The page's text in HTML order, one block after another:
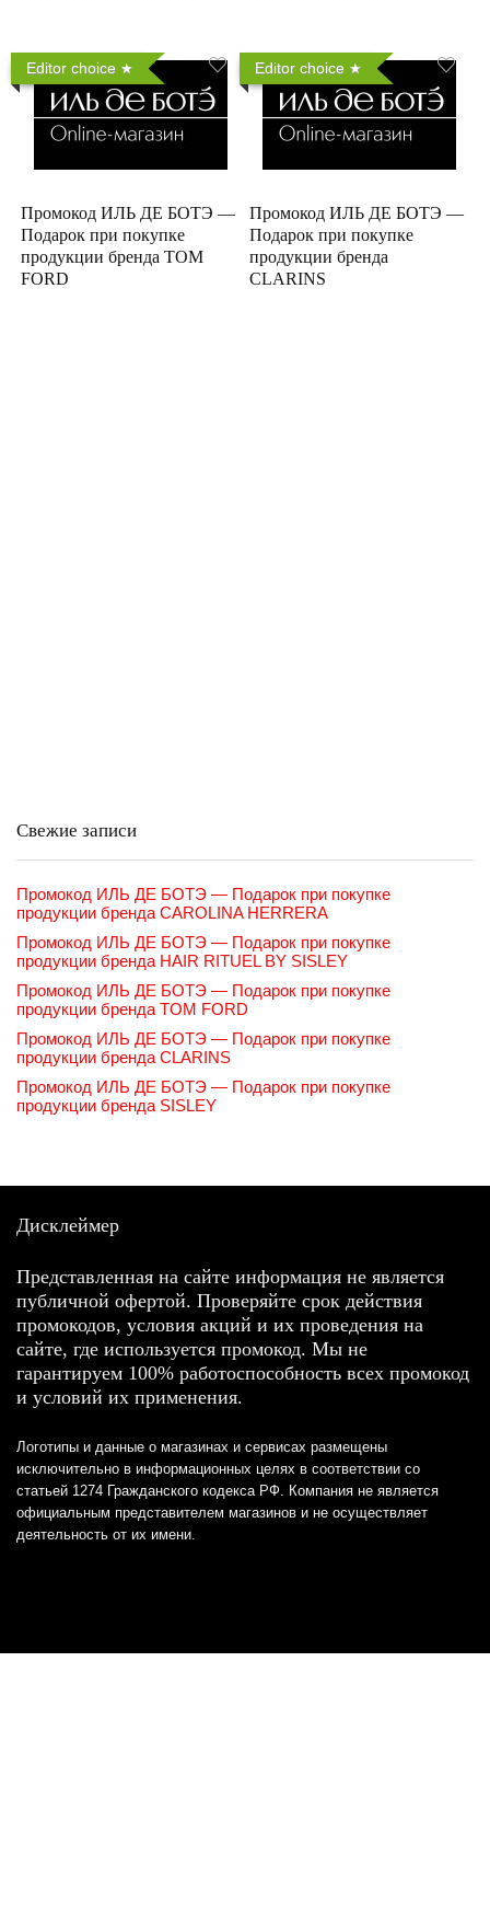
Editor choice
Промокод ИЛЬ ДЕ БОТЭ —
Подарок при покупке
продукции бренда TOM
FORD
Editor choice
Промокод ИЛЬ ДЕ БОТЭ —
Подарок при покупке
продукции бренда
CLARINS
Свежие записи
Промокод ИЛЬ ДЕ БОТЭ — Подарок при покупке
продукции бренда CAROLINA HERRERA
Промокод ИЛЬ ДЕ БОТЭ — Подарок при покупке
продукции бренда HAIR RITUEL BY SISLEY
Промокод ИЛЬ ДЕ БОТЭ — Подарок при покупке
продукции бренда TOM FORD
Промокод ИЛЬ ДЕ БОТЭ — Подарок при покупке
продукции бренда CLARINS
Промокод ИЛЬ ДЕ БОТЭ — Подарок при покупке
продукции бренда SISLEY
Дисклеймер
Представленная на сайте информация не является
публичной офертой. Проверяйте срок действия
промокодов, условия акций и их проведения на
сайте, где используется промокод. Мы не
гарантируем 100% работоспособность всех промокод
и условий их применения.
Логотипы и данные о магазинах и сервисах размещены
исключительно в информационных целях в соответствии со
статьей 1274 Гражданского кодекса РФ. Компания не является
официальным представителем магазинов и не осуществляет
деятельность от их имени.